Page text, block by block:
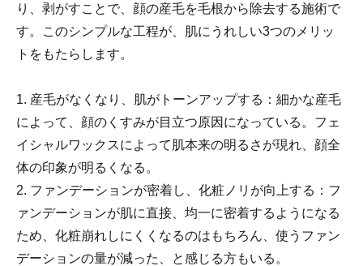
り、剥がすことで、顔の産毛を毛根から除去する施術で
す。このシンプルな工程が、肌にうれしい3つのメリッ
トをもたらします。
1. 産毛がなくなり、肌がトーンアップする：細かな産毛
によって、顔のくすみが目立つ原因になっている。フェ
イシャルワックスによって肌本来の明るさが現れ、顔全
体の印象が明るくなる。
2. ファンデーションが密着し、化粧ノリが向上する：フ
ァンデーションが肌に直接、均一に密着するようになる
ため、化粧崩れしにくくなるのはもちろん、使うファン
デーションの量が減った、と感じる方もいる。